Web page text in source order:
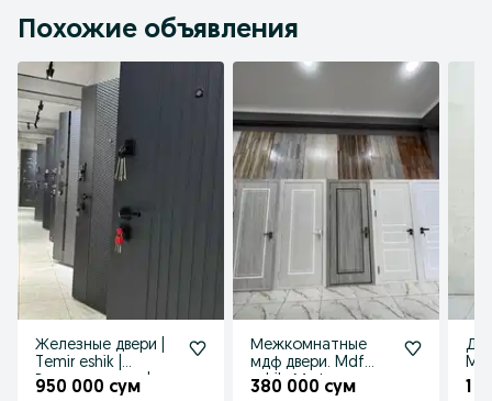
Похожие объявления
Железные двери |
Temir eshik |
Входные двери |
950 000 сум
Межкомнатные
мдф двери. Mdf
eshik, Мдф эшик,
380 000 сум 1